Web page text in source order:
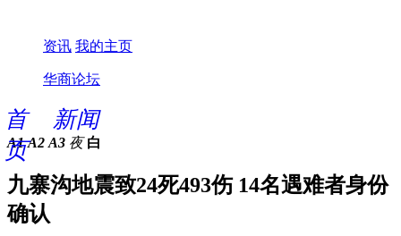
资讯 我的主页
华商论坛
首
页
新闻
A1 A2 A3 夜 白
九寨沟地震致24死493伤 14名遇难者身份
确认